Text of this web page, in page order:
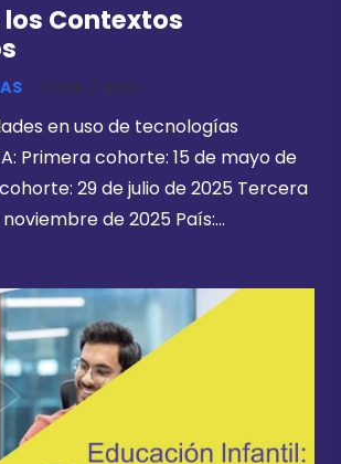
los Contextos
hace 2 años
en uso de tecnologías
Primera cohorte: 15 de mayo de
29 de julio de 2025 Tercera
de 2025 País:…